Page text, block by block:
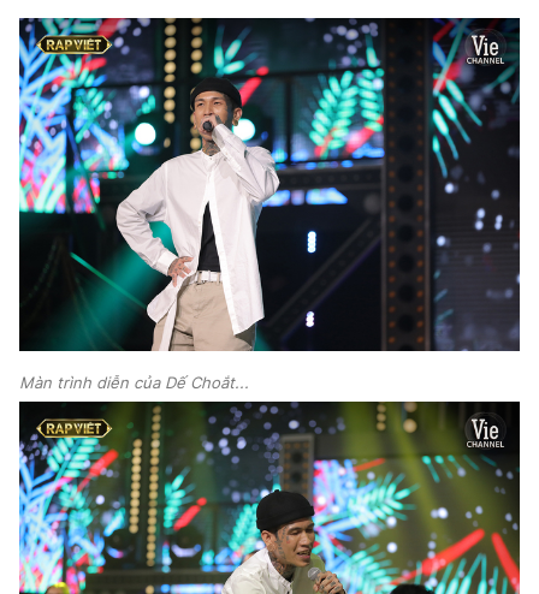
Màn trình diễn của Dế Choắt...